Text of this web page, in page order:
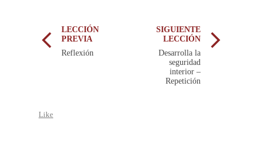
LECCIÓN
PREVIA
Reflexión
SIGUIENTE
LECCIÓN
Desarrolla la
seguridad
interior –
Repetición
Like